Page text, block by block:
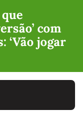
com
‘Vão jogar